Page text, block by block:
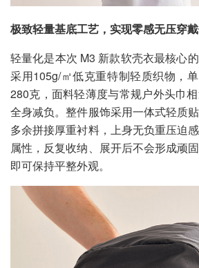
极致轻量基底工艺，实现零感无压穿
轻量化是本次 M3 新款软壳衣最核心
采用105g/㎡低克重特制轻质织物，
280克，面料轻薄度与常规户外头巾
全身减负。整件服饰采用一体式轻质
多余拼接厚重衬料，上身无负重压迫
属性，反复收纳、展开后不会形成顽
即可保持平整外观。